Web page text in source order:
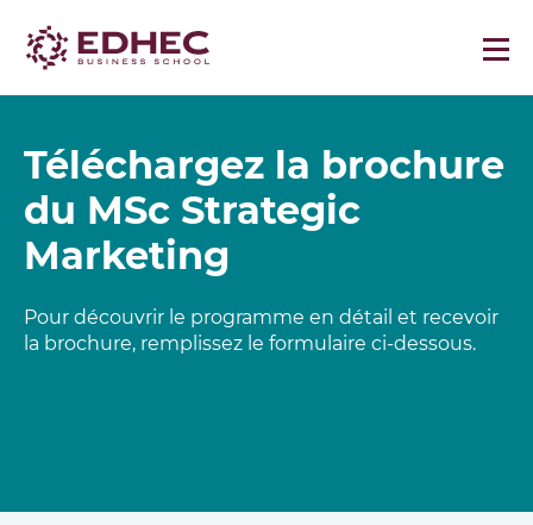
Téléchargez la brochure
du MSc Strategic
Marketing
Pour découvrir le programme en détail et recevoir
la brochure, remplissez le formulaire ci-dessous.